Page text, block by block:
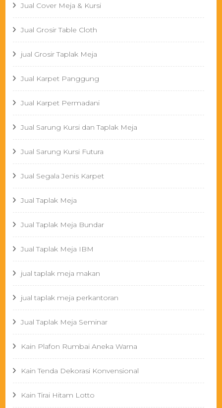
Jual Cover Meja & Kursi
Jual Grosir Table Cloth
jual Grosir Taplak Meja
Jual Karpet Panggung
Jual Karpet Permadani
Jual Sarung Kursi dan Taplak Meja
Jual Sarung Kursi Futura
Jual Segala Jenis Karpet
Jual Taplak Meja
Jual Taplak Meja Bundar
Jual Taplak Meja IBM
jual taplak meja makan
jual taplak meja perkantoran
Jual Taplak Meja Seminar
Kain Plafon Rumbai Aneka Warna
Kain Tenda Dekorasi Konvensional
Kain Tirai Hitam Lotto